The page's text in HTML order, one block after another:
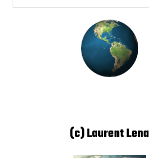
(c) Laurent Lena